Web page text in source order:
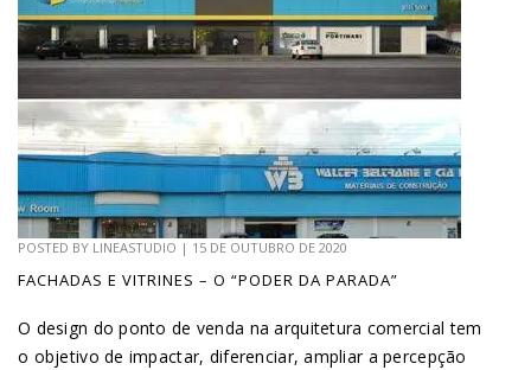
POSTED BY LINEASTUDIO | 15 DE OUTUBRO DE 2020
FACHADAS E VITRINES – O “PODER DA PARADA”
O design do ponto de venda na arquitetura comercial tem
o objetivo de impactar, diferenciar, ampliar a percepção